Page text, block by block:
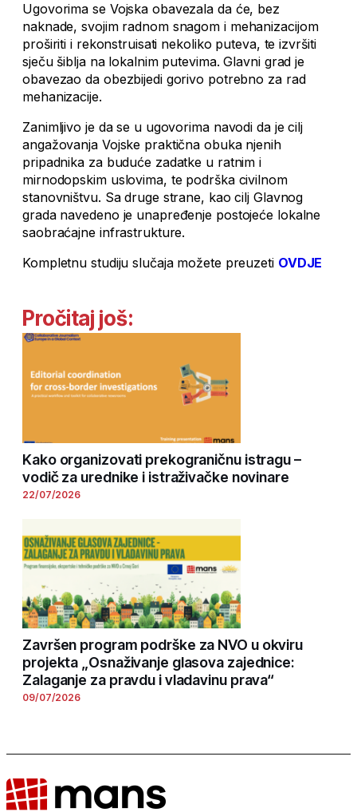
Ugovorima se Vojska obavezala da će, bez
naknade, svojim radnom snagom i mehanizacijom
proširiti i rekonstruisati nekoliko puteva, te izvršiti
sječu šiblja na lokalnim putevima. Glavni grad je
obavezao da obezbijedi gorivo potrebno za rad
mehanizacije.
Zanimljivo je da se u ugovorima navodi da je cilj
angažovanja Vojske praktična obuka njenih
pripadnika za buduće zadatke u ratnim i
mirnodopskim uslovima, te podrška civilnom
stanovništvu. Sa druge strane, kao cilj Glavnog
grada navedeno je unapređenje postojeće lokalne
saobraćajne infrastrukture.
Kompletnu studiju slučaja možete preuzeti OVDJE
Pročitaj još:
Kako organizovati prekograničnu istragu –
vodič za urednike i istraživačke novinare
22/07/2026
Završen program podrške za NVO u okviru
projekta „Osnaživanje glasova zajednice:
Zalaganje za pravdu i vladavinu prava“
09/07/2026